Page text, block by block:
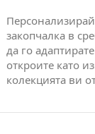
закопчалка в
да го
откроите като
колекцията ви